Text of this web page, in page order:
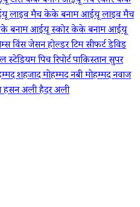
लाइव मैचकेके बनाम आईयू लाइव मैच
बनाम आईयू स्कोरकेके बनाम आईयू
विंसजेसन होल्डरटिम सीफर्टडेविड
स्टेडियम पिच रिपोर्टपाकिस्तान सुपर
शहजादमोहम्मद नबीमोहम्मद नवाज
हसन अलीहैदर अली